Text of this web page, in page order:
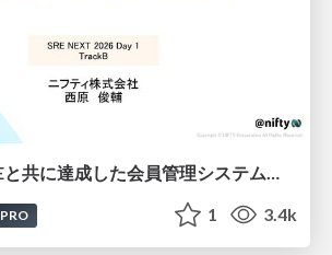
Embedded SREと共に達成した会員管理システムのAWS移行 - SRE NEXT 2026 ランチスポンサーセッション
PRO 1 3.4k